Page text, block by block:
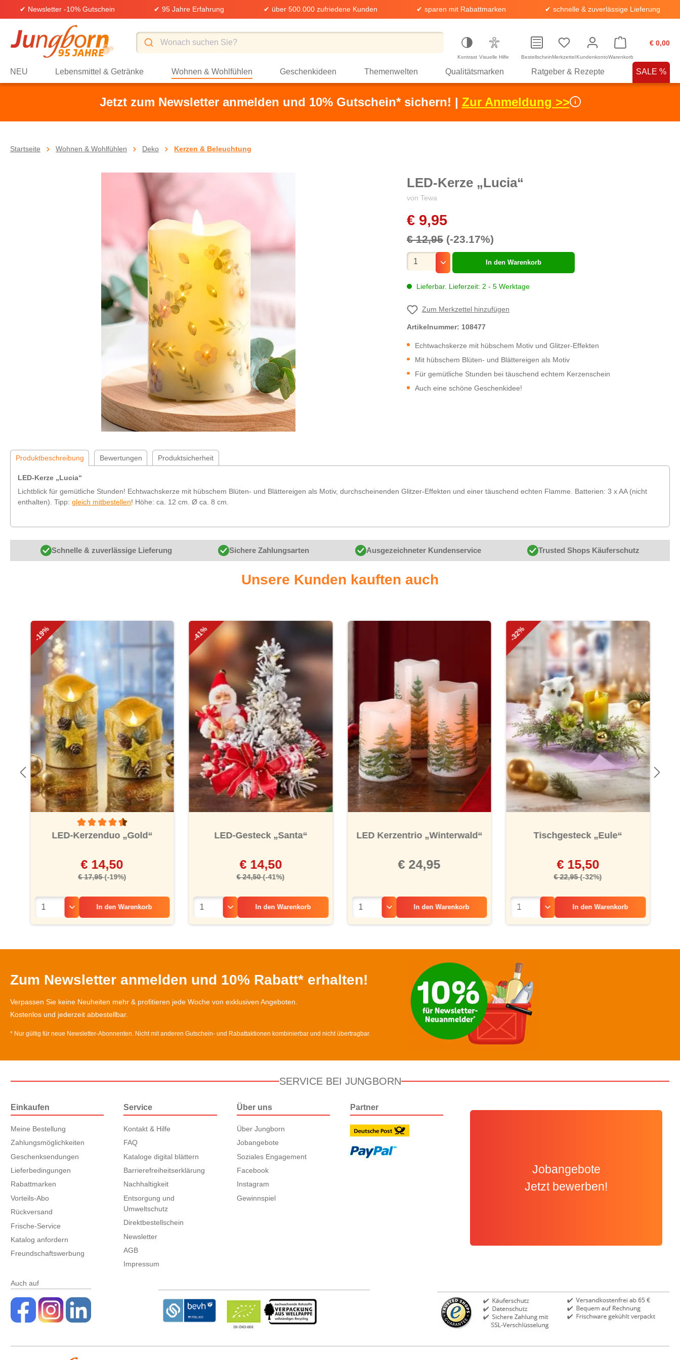
Zur Hauptnavigation springen
✔ Newsletter -10% Gutschein ✔ 95 Jahre Erfahrung ✔ über 500.000 zufriedene Kunden ✔ sparen mit Rabattmarken ✔ schnelle & zuverlässige Lieferung
Kontrast Visuelle Hilfe BestellscheinMerkzettelKundenkonto
€ 0,00
Warenkorb
NEU Lebensmittel & Getränke Wohnen & Wohlfühlen Geschenkideen Themenwelten Qualitätsmarken Ratgeber & Rezepte SALE %
Jetzt zum Newsletter anmelden und 10% Gutschein* sichern! | Zur Anmeldung >>
Startseite Wohnen & Wohlfühlen Deko Kerzen & Beleuchtung
LED-Kerze „Lucia“
von Tewa
€ 9,95
€ 12,95 (-23.17%)
Lieferbar. Lieferzeit: 2 - 5 Werktage
Mengenauswahl
In den Warenkorb
Zum Merkzettel hinzufügen
Artikelnummer: 108477
Echtwachskerze mit hübschem Motiv und Glitzer-Effekten
Mit hübschem Blüten- und Blättereigen als Motiv
Für gemütliche Stunden bei täuschend echtem Kerzenschein
Auch eine schöne Geschenkidee!
Produktbeschreibung Bewertungen Produktsicherheit
LED-Kerze „Lucia“
Lichtblick für gemütliche Stunden! Echtwachskerze mit hübschem Blüten- und Blättereigen als Motiv, durchscheinenden Glitzer-Effekten und einer täuschend echten Flamme. Batterien: 3 x AA (nicht
enthalten). Tipp: gleich mitbestellen! Höhe: ca. 12 cm. Ø ca. 8 cm.
Schnelle & zuverlässige Lieferung Sichere Zahlungsarten Ausgezeichneter Kundenservice Trusted Shops Käuferschutz
Unsere Kunden kauften auch
Produktgalerie überspringen
-19%
Durchschnittliche Bewertung von 4.5 von 5 Sternen
LED-Kerzenduo „Gold“
€ 14,50
€ 17,95(-19%)
In den Warenkorb
-41%
LED-Gesteck „Santa“
€ 14,50
€ 24,50(-41%)
In den Warenkorb
LED Kerzentrio „Winterwald“
€ 24,95
In den Warenkorb
-32%
Tischgesteck „Eule“
€ 15,50
€ 22,95(-32%)
In den Warenkorb
Zum Newsletter anmelden und 10% Rabatt* erhalten!
Verpassen Sie keine Neuheiten mehr & profitieren jede Woche von exklusiven Angeboten.
Kostenlos und jederzeit abbestellbar.
* Nur gültig für neue Newsletter-Abonnenten. Nicht mit anderen Gutschein- und Rabattaktionen kombinierbar und nicht übertragbar.
SERVICE BEI JUNGBORN
Einkaufen
Meine Bestellung
Zahlungsmöglichkeiten
Geschenksendungen
Lieferbedingungen
Rabattmarken
Vorteils-Abo
Rückversand
Frische-Service
Katalog anfordern
Freundschaftswerbung
Service
Kontakt & Hilfe
FAQ
Kataloge digital blättern
Barrierefreiheitserklärung
Nachhaltigkeit
Entsorgung und
Umweltschutz
Direktbestellschein
Newsletter
AGB
Impressum
Über uns
Über Jungborn
Jobangebote
Soziales Engagement
Facebook
Instagram
Gewinnspiel
Partner
Jobangebote
Jetzt bewerben!
Auch auf